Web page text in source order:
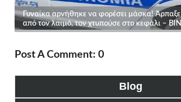
Post A Comment: 0
Blog